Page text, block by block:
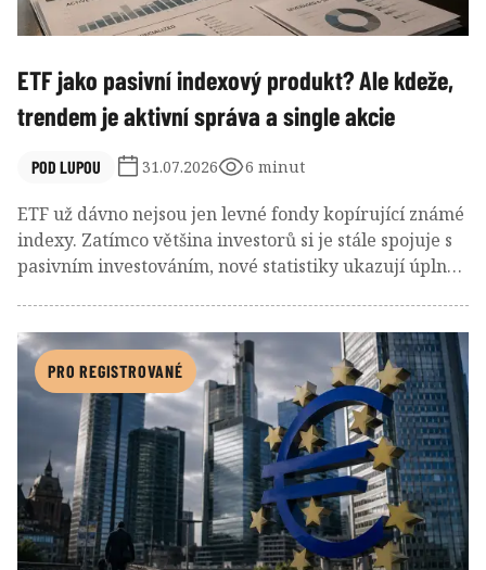
ETF jako pasivní indexový produkt? Ale kdeže,
trendem je aktivní správa a single akcie
POD LUPOU 31.07.2026 6 minut
ETF už dávno nejsou jen levné fondy kopírující známé
indexy. Zatímco většina investorů si je stále spojuje s
pasivním investováním, nové statistiky ukazují úplně
odvážnější investiční strategie.
PRO REGISTROVANÉ